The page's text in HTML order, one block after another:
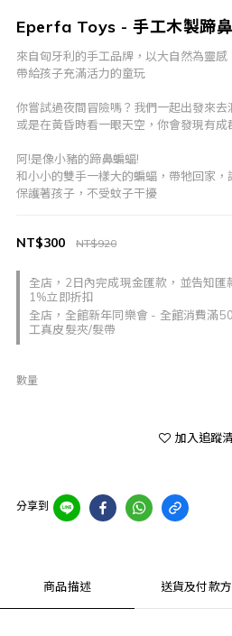
Eperfa Toys - 手工木製蹄
來自匈牙利的手工品牌，以大自然為靈感
帶給孩子充滿活力的童玩
你嘗試過夜間冒險嗎？我們一起出發來去
或是在黃昏時看一眼天空，你會發現有
阿!是像小豬的蹄鼻蝙蝠!
和小小的雙手一樣大的蝙蝠，帶牠回家，
保護著孩子，不受蚊子干擾
全店，2日內完成現金匯款，並告知
1%立即折扣
全店，全館新年同樂會 - 全館消費滿
工真皮髮夾/髮帶
NT$920
NT$300
數量
加入追蹤
分享到
商品描述 送貨及付款